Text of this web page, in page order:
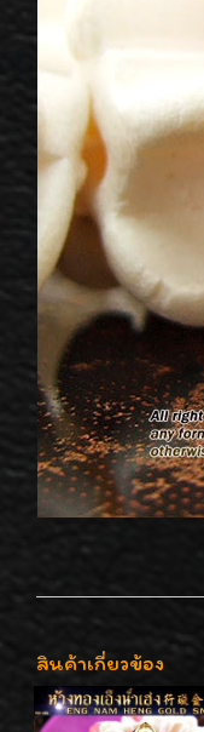
สินค้าเกี่ยวข้อง